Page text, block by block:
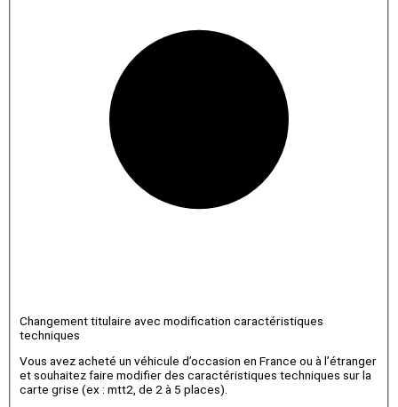
Changement titulaire avec modification caractéristiques
techniques
Vous avez acheté un véhicule d’occasion en France ou à l’étranger
et souhaitez faire modifier des caractéristiques techniques sur la
carte grise (ex : mtt2, de 2 à 5 places).